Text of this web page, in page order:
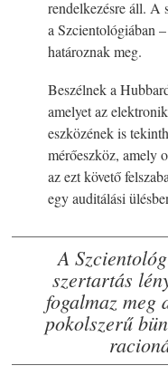
rendelkezésre áll. A
a Szcientológiában
határoznak meg.
Beszélnek a
amelyet az
eszközének is
mérőeszköz, amely
az ezt követő
egy auditálási
A
szertartás
fogalmaz meg
pokolszerű